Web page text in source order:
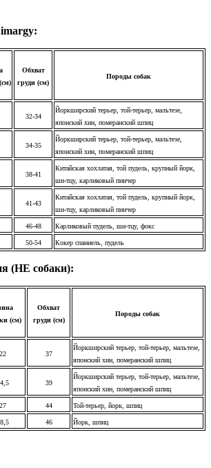
Обхват
груди (см)
Породы собак
32-34
Йоркширский терьер, той-терьер, мальтезе,
японский хин, померанский шпиц
34-35
Йоркширский терьер, той-терьер, мальтезе,
японский хин, померанский шпиц
38-41
Китайская хохлатая, той пудель, крупный йорк,
ши-тцу, карликовый пинчер
41-43
Китайская хохлатая, той пудель, крупный йорк,
ши-тцу, карликовый пинчер
46-48 Карликовый пудель, ши-тцу, фокс
50-54 Кокер спаниель, пудель
(НЕ собаки):
(см)
Обхват
груди (см)
Породы собак
22 37
Йоркширский терьер, той-терьер, мальтезе,
японский хин, померанский шпиц
39
Йоркширский терьер, той-терьер, мальтезе,
японский хин, померанский шпиц
27 44 Той-терьер, йорк, шпиц
46 Йорк, шпиц